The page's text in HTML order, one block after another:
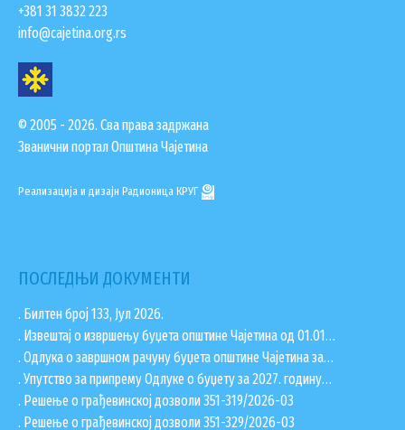
ПОДНОШЕЊЕ ЗАХТЕВА УРБАНИЗАМ
ГИС ЧАЈЕТИНА
ДОКУМЕНТА
КОНТАКТИ
+381 31 3832 223
info@cajetina.org.rs
© 2005 - 2026. Сва права задржана
Званични портал Општина Чајетина
Реализација и дизајн Радионица КРУГ
ПОСЛЕДЊИ ДОКУМЕНТИ
. Билтен број 133, Јул 2026.
. Извештај о извршењу буџета општине Чајетина од 01.01…
. Одлука о завршном рачуну буџета општине Чајетина за…
. Упутство за припрему Одлуке о буџету за 2027. годину…
. Решење о грађевинској дозволи 351-319/2026-03
. Решење о грађевинској дозволи 351-329/2026-03